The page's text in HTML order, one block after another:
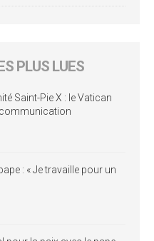
PLUS LUES
Saint-Pie X : le Vatican
: « Je travaille pour un